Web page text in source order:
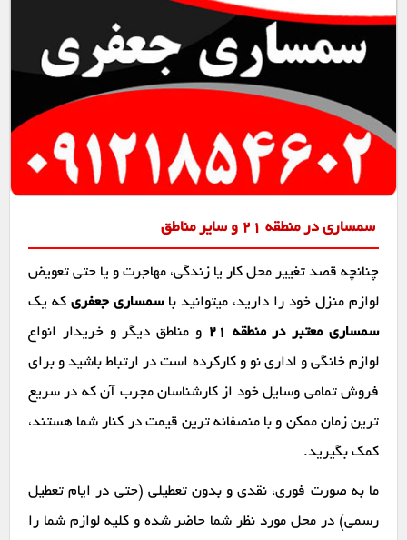
سمساری در منطقه 21 و سایر مناطق
چنانچه قصد تغییر محل کار یا زندگی، مهاجرت و یا حتی تعویض
لوازم منزل خود را دارید، میتوانید باسمساری جعفری که یک
سمساری معتبر در منطقه 21
و مناطق دیگر و خریدار انواع
لوازم خانگی و اداری نو و کارکرده است در ارتباط باشید و برای
فروش تمامی وسایل خود از کارشناسان مجرب آن که در سریع
ترین زمان ممکن و با منصفانه ترین قیمت در کنار شما هستند،
کمک بگیرید.
ما به صورت فوری، نقدی و بدون تعطیلی (حتی در ایام تعطیل
رسمی) در محل مورد نظر شما حاضر شده و کلیه لوازم شما را